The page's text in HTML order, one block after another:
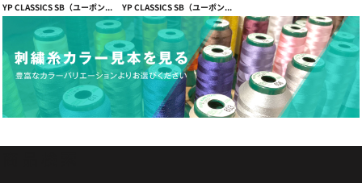
YP CLASSICS SB（ユーポンスナップバックフラットバイザー）マルチカモメッシュ YP CLASSICS® MULTICAM® RETRO TRUCKER CAP【本体価格(税抜)￥3,590】 YP CLASSICS SB（ユーポンスナップバックフラットバイザー）Kryptek ®レトロトラッカーキャップ 【本体価格(税抜)￥3,590】